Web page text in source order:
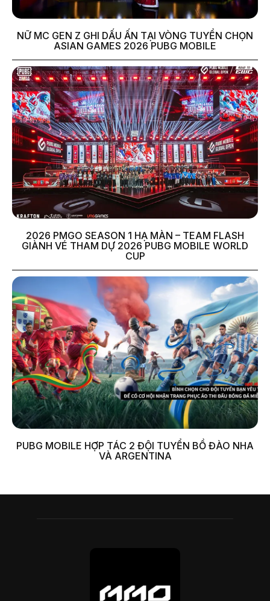
NỮ MC GEN Z GHI DẤU ẤN TẠI VÒNG TUYỂN CHỌN
ASIAN GAMES 2026 PUBG MOBILE
2026 PMGO SEASON 1 HẠ MÀN – TEAM FLASH
GIÀNH VÉ THAM DỰ 2026 PUBG MOBILE WORLD
CUP
PUBG MOBILE HỢP TÁC 2 ĐỘI TUYỂN BỒ ĐÀO NHA
VÀ ARGENTINA